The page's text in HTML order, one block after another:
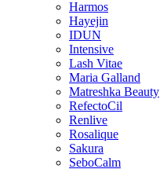
Harmos
Hayejin
IDUN
Intensive
Lash Vitae
Maria Galland
Matreshka Beauty
RefectoCil
Renlive
Rosalique
Sakura
SeboCalm